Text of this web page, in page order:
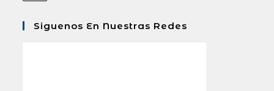
Siguenos En Nuestras Redes